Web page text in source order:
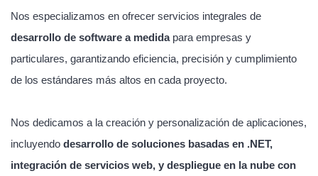
Nos especializamos en ofrecer servicios integrales de
desarrollo de software a medidapara empresas y
particulares, garantizando eficiencia, precisión y cumplimiento
de los estándares más altos en cada proyecto.
Nos dedicamos a la creación y personalización de aplicaciones,
incluyendo desarrollo de soluciones basadas en .NET,
integración de servicios web, y despliegue en la nube con